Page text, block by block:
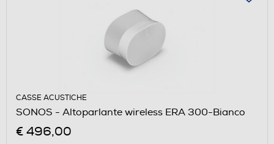
CASSE ACUSTICHE
SONOS - Altoparlante wireless ERA 300-Bianco
€ 496,00